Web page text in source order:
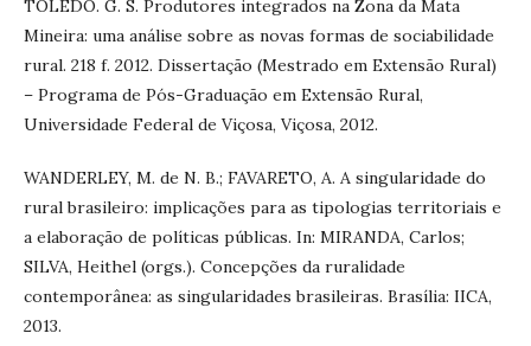
TOLEDO. G. S. Produtores integrados na Zona da Mata
Mineira: uma análise sobre as novas formas de sociabilidade
rural. 218 f. 2012. Dissertação (Mestrado em Extensão Rural)
– Programa de Pós-Graduação em Extensão Rural,
Universidade Federal de Viçosa, Viçosa, 2012.
WANDERLEY, M. de N. B.; FAVARETO, A. A singularidade do
rural brasileiro: implicações para as tipologias territoriais e
a elaboração de políticas públicas. In: MIRANDA, Carlos;
SILVA, Heithel (orgs.). Concepções da ruralidade
contemporânea: as singularidades brasileiras. Brasília: IICA,
2013.